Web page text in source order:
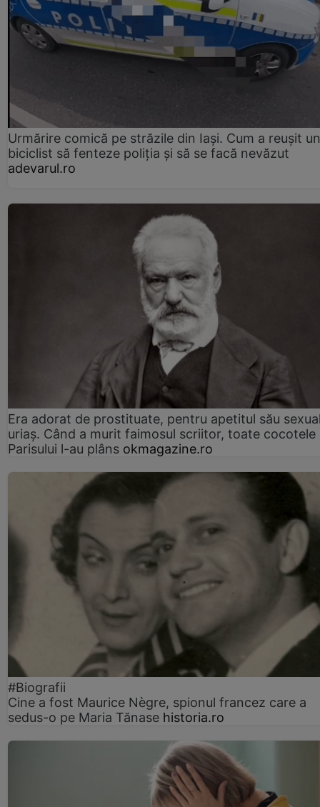
Urmărire comică pe străzile din Iași. Cum a reușit un
biciclist să fenteze poliția și să se facă nevăzut
adevarul.ro
Era adorat de prostituate, pentru apetitul său
uriaș. Când a murit faimosul scriitor, toate cocotele
Parisului l-au plâns okmagazine.ro
#Biografii
Cine a fost Maurice Nègre, spionul francez care a
sedus-o pe Maria Tănase historia.ro